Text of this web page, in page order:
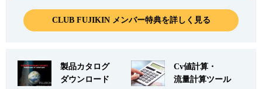
CLUB FUJIKIN メンバー特典を詳しく見る
製品カタログ
ダウンロード
Cv値計算・
流量計算ツール